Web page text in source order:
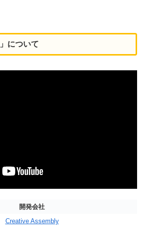
について
開発会社
Creative Assembly